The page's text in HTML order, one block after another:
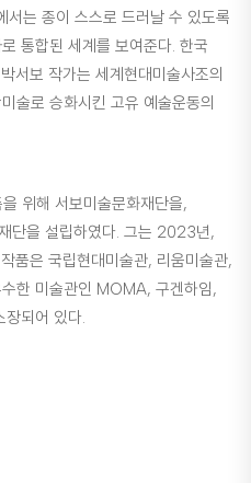
는 종이 스스로 드러날 수 있도록
통합된 세계를 보여준다. 한국
서보 작가는 세계현대미술사조의
술로 승화시킨 고유 예술운동의
위해 서보미술문화재단을,
단을 설립하였다. 그는 2023년,
품은 국립현대미술관, 리움미술관,
한 미술관인 MOMA, 구겐하임,
장되어 있다.